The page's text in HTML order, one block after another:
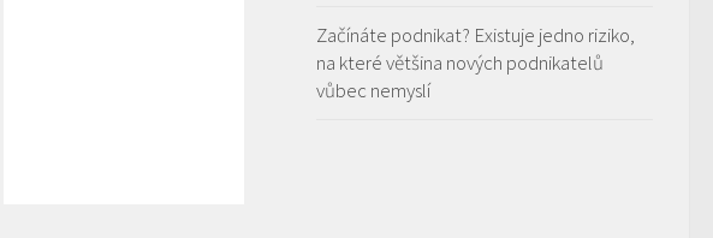
Začínáte podnikat? Existuje jedno riziko,
na které většina nových podnikatelů
vůbec nemyslí